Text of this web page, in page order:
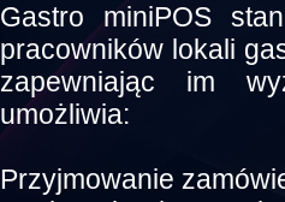
Gastro miniPOS
pracowników lokali
zapewniając im
umożliwia:
Przyjmowanie